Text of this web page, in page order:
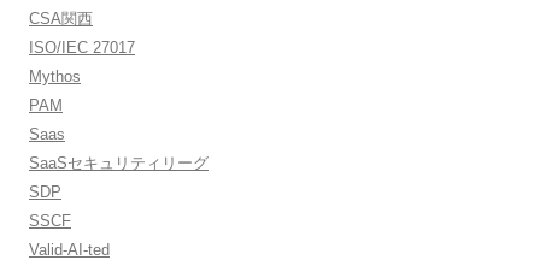
CSA関西
ISO/IEC 27017
Mythos
PAM
Saas
SaaSセキュリティリーグ
SDP
SSCF
Valid-AI-ted